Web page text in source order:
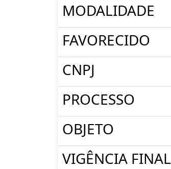
MODALIDADE
FAVORECIDO
CNPJ
PROCESSO
OBJETO
VIGÊNCIA FINAL